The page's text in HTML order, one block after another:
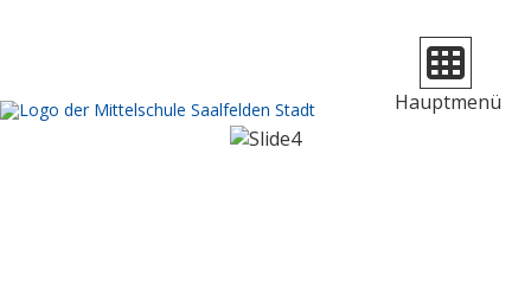
Navigation
Hauptmenü